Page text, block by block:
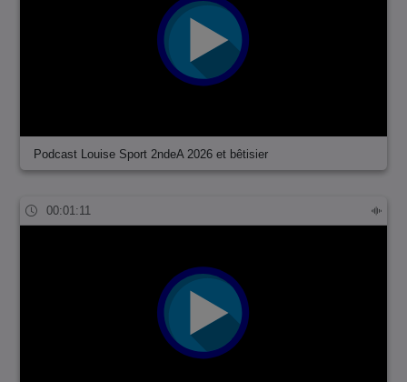
Podcast Louise Sport 2ndeA 2026 et bêtisier
00:01:11